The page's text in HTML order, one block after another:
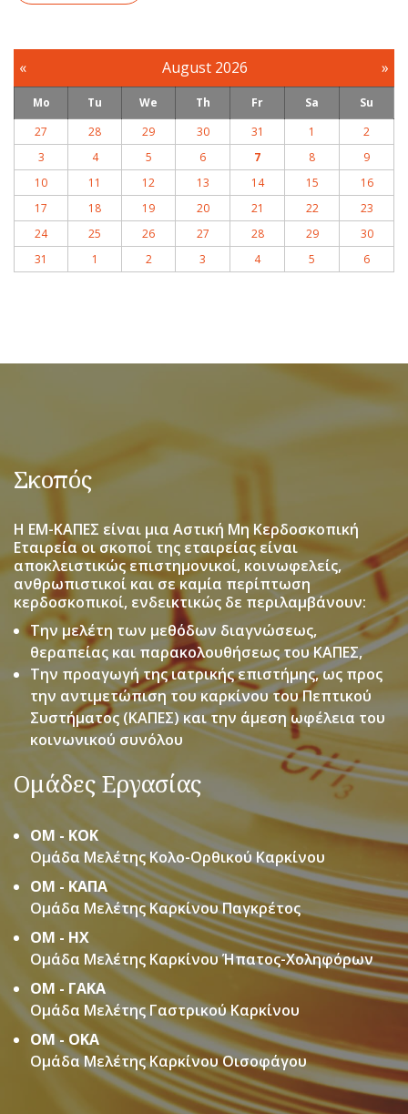
« August 2026 »
Mo Tu We Th Fr Sa
Su
27
28 29 30 31 1
2
3
4 5 6 7 8
9
10
11 12 13 14 15
16
17
18 19 20 21 22
23
24
25 26 27 28 29
30
31
1 2 3 4 5 6
Σκοπός
Η ΕΜ-ΚΑΠΕΣ είναι μια Αστική Μη Κερδοσκοπική
Εταιρεία οι σκοποί της εταιρείας είναι
αποκλειστικώς επιστημονικοί, κοινωφελείς,
ανθρωπιστικοί και σε καμία περίπτωση
κερδοσκοπικοί, ενδεικτικώς δε περιλαμβάνουν:
Την μελέτη των μεθόδων διαγνώσεως,
θεραπείας και παρακολουθήσεως του ΚΑΠΕΣ,
Την προαγωγή της ιατρικής επιστήμης, ως προς
την αντιμετώπιση του καρκίνου του Πεπτικού
Συστήματος (ΚΑΠΕΣ) και την άμεση ωφέλεια του
κοινωνικού συνόλου
Ομάδες Εργασίας
ΟΜ - ΚΟΚ
Ομάδα Μελέτης Κολο-Ορθικού Καρκίνου
ΟΜ - ΚΑΠΑ
Ομάδα Μελέτης Καρκίνου Παγκρέτος
ΟΜ - ΗΧ
Ομάδα Μελέτης Καρκίνου Ήπατος-Χοληφόρων
ΟΜ - ΓΑΚΑ
Ομάδα Μελέτης Γαστρικού Καρκίνου
ΟΜ - ΟΚΑ
Ομάδα Μελέτης Καρκίνου Οισοφάγου